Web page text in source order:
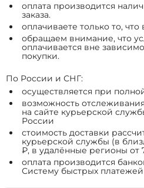
оплата производится
заказа.
оплачиваете только то,
обращаем внимание, что
оплачивается вне
покупки.
По России и СНГ:
осуществляется при
возможность
на сайте курьерской
России
стоимость доставки
курьерской службы (в
₽, в удалённые регионы от
оплата производится
Систему быстрых платежей